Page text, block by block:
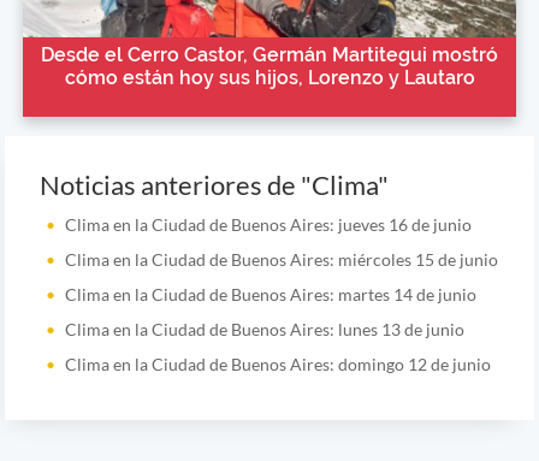
Desde el Cerro Castor, Germán Martitegui mostró
cómo están hoy sus hijos, Lorenzo y Lautaro
Noticias anteriores de "Clima"
Clima en la Ciudad de Buenos Aires: jueves 16 de junio
Clima en la Ciudad de Buenos Aires: miércoles 15 de junio
Clima en la Ciudad de Buenos Aires: martes 14 de junio
Clima en la Ciudad de Buenos Aires: lunes 13 de junio
Clima en la Ciudad de Buenos Aires: domingo 12 de junio